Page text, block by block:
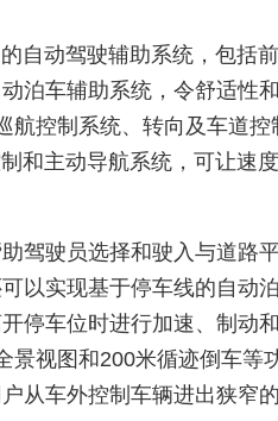
自动驾驶辅助系统，包括
泊车辅助系统，令舒适性
航控制系统、转向及车道
和主动导航系统，可让速
驾驶员选择和驶入与道路
以实现基于停车线的自动
停车位时进行加速、制动
景视图和200米循迹倒车等
从车外控制车辆进出狭窄